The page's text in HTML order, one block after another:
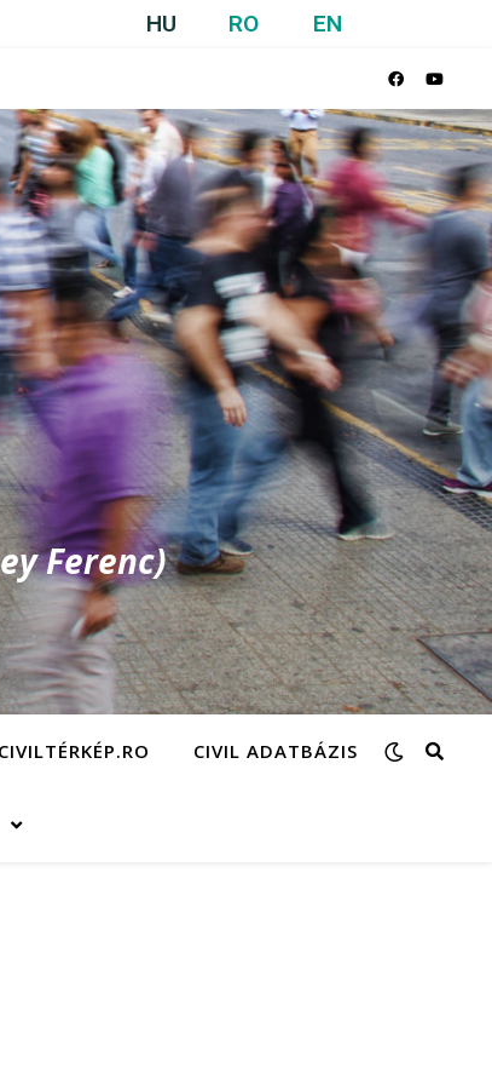
HU RO EN
Ferenc)
CIVILTÉRKÉP.RO CIVIL ADATBÁZIS